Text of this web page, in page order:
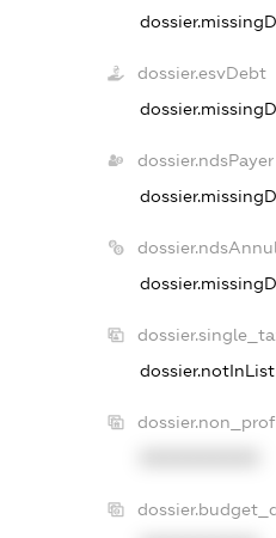
dossier.esvDebt
dossier.ndsPayer
dossier.notInList